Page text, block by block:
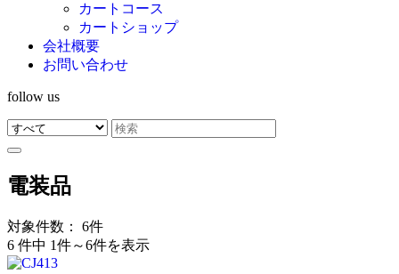
カートコース
カートショップ
会社概要
お問い合わせ
follow us
電装品
対象件数： 6件
6 件中 1件～6件を表示